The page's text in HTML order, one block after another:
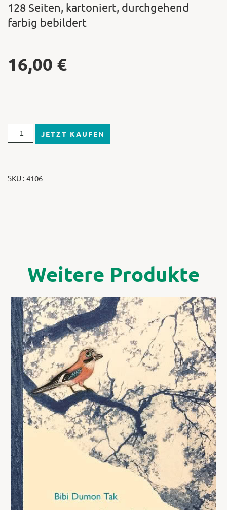
128 Seiten, kartoniert, durchgehend
farbig bebildert
16,00 €
JETZT KAUFEN
SKU : 4106
Weitere Produkte